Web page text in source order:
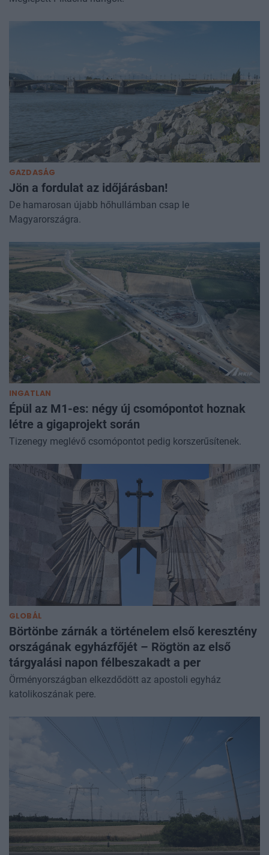
GAZDASÁG
Jön a fordulat az időjárásban!
De hamarosan újabb hőhullámban csap le
Magyarországra.
INGATLAN
Épül az M1-es: négy új csomópontot hoznak
létre a gigaprojekt során
Tizenegy meglévő csomópontot pedig korszerűsítenek.
GLOBÁL
Börtönbe zárnák a történelem első keresztény
országának egyházfőjét – Rögtön az első
tárgyalási napon félbeszakadt a per
Örményországban elkezdődött az apostoli egyház
katolikoszának pere.